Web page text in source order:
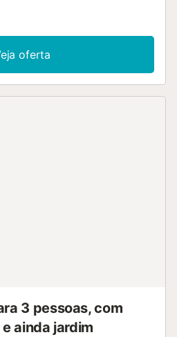
oferta
3 pessoas, com
ainda jardim